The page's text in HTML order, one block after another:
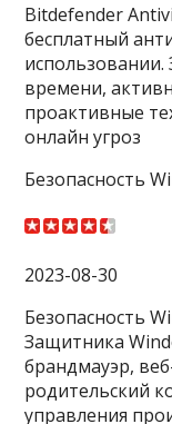
Bitdefender
бесплатный
времени,
проактивные
онлайн угроз
Безопасность
2023-08-30
Безопасность
Защитника
брандмауэр,
родительский
управления